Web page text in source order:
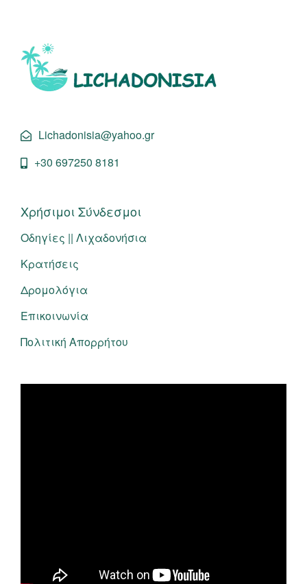
Lichadonisia@yahoo.gr
+30 697250 8181
Χρήσιμοι Σύνδεσμοι
Οδηγίες || Λιχαδονήσια
Κρατήσεις
Δρομολόγια
Επικοινωνία
Πολιτική Απορρήτου